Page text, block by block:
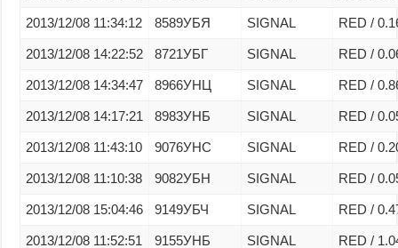
2013/12/08 11:34:12 8589УБЯ SIGNAL RED /
2013/12/08 14:22:52 8721УБГ SIGNAL RED /
2013/12/08 14:34:47 8966УНЦ SIGNAL RED /
2013/12/08 14:17:21 8983УНБ SIGNAL RED /
2013/12/08 11:43:10 9076УНС SIGNAL RED /
2013/12/08 11:10:38 9082УБН SIGNAL RED /
2013/12/08 15:04:46 9149УБЧ SIGNAL RED /
2013/12/08 11:52:51 9155УНБ SIGNAL RED /